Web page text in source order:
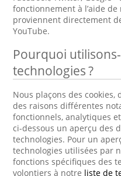
fonctionnement à l’aide
proviennent directement
YouTube.
Pourquoi
technologies ?
Nous plaçons des
des raisons différentes
fonctionnels, analytiques
ci-dessous un aperçu des
technologies. Pour un
technologies utilisées par
fonctions spécifiques des
volontiers à notre liste de